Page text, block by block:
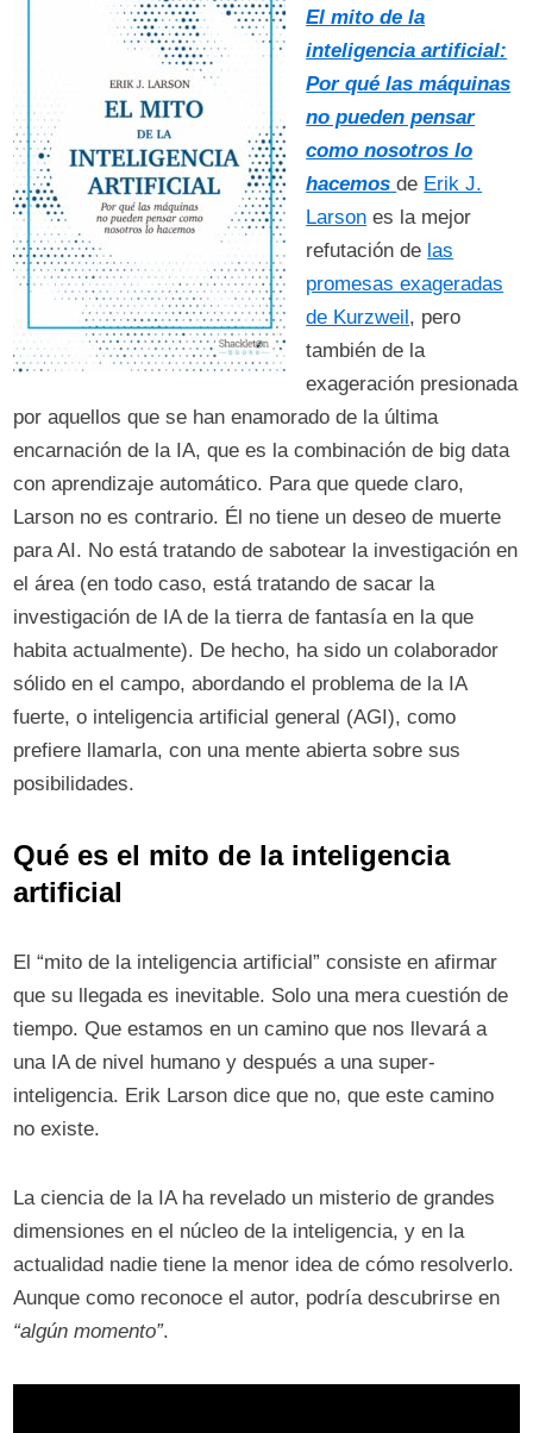
El mito de la
inteligencia artificial:
Por qué las máquinas
no pueden pensar
como nosotros lo
hacemos de Erik J.
Larson es la mejor
refutación de las
promesas exageradas
de Kurzweil, pero
también de la
exageración presionada
por aquellos que se han enamorado de la última
encarnación de la IA, que es la combinación de big data
con aprendizaje automático. Para que quede claro,
Larson no es contrario. Él no tiene un deseo de muerte
para AI. No está tratando de sabotear la investigación en
el área (en todo caso, está tratando de sacar la
investigación de IA de la tierra de fantasía en la que
habita actualmente). De hecho, ha sido un colaborador
sólido en el campo, abordando el problema de la IA
fuerte, o inteligencia artificial general (AGI), como
prefiere llamarla, con una mente abierta sobre sus
posibilidades.
Qué es el mito de la inteligencia
artificial
El “mito de la inteligencia artificial” consiste en afirmar
que su llegada es inevitable. Solo una mera cuestión de
tiempo. Que estamos en un camino que nos llevará a
una IA de nivel humano y después a una super-
inteligencia. Erik Larson dice que no, que este camino
no existe.
La ciencia de la IA ha revelado un misterio de grandes
dimensiones en el núcleo de la inteligencia, y en la
actualidad nadie tiene la menor idea de cómo resolverlo.
Aunque como reconoce el autor, podría descubrirse en
“algún momento”.